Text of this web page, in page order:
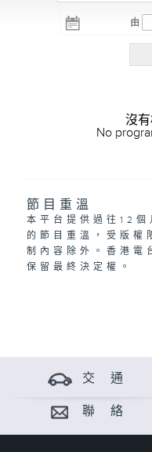
電台 電
由
沒
No
節目重溫
本平台提供過往12個
的節目重溫，受版權
制內容除外。香港電
保留最終決定權。
交 通
聯 絡